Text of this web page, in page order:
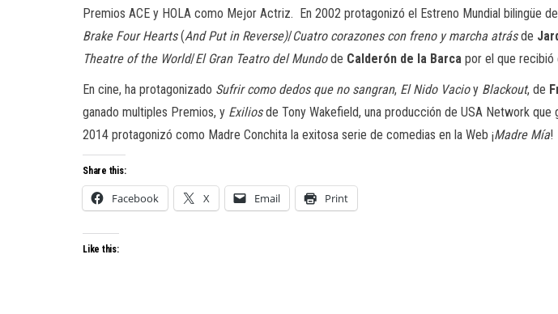
Premios ACE y HOLA como Mejor Actriz. En 2002 protagonizó el Estreno Mundial bilingüe
Brake Four Hearts(And Put in Reverse)/Cuatro corazones con freno y marcha atrás de
Theatre of the World/El Gran Teatro del Mundo de Calderón de la Barca por el que
En cine, ha protagonizado Sufrir como dedos que no sangran, El Nido Vacioy Blackout, de
ganado multiples Premios, y Exiliosde Tony Wakefield, una producción de USA Network
2014 protagonizó como Madre Conchita la exitosa serie de comedias en la Web ¡Madre Mía!
Share this:
Facebook X Email Print
Like this: